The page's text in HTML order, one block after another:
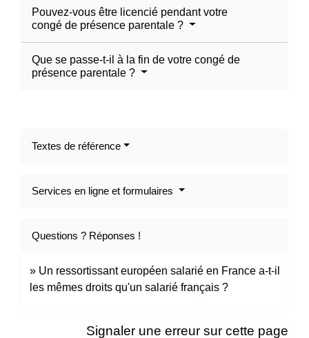
Pouvez-vous être licencié pendant votre
congé de présence parentale ?
Que se passe-t-il à la fin de votre congé de
présence parentale ?
Textes de référence
Services en ligne et formulaires
Questions ? Réponses !
Un ressortissant européen salarié en France a-t-il
les mêmes droits qu'un salarié français ?
Signaler une erreur sur cette page